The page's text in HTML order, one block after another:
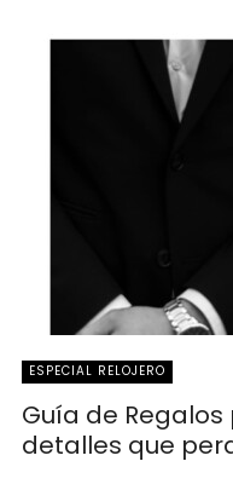
ESPECIAL RELOJERO
Guía de
detalles que